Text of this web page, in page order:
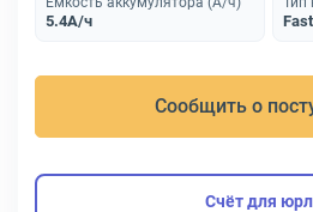
5.4А/ч
Сообщить о
Счёт для